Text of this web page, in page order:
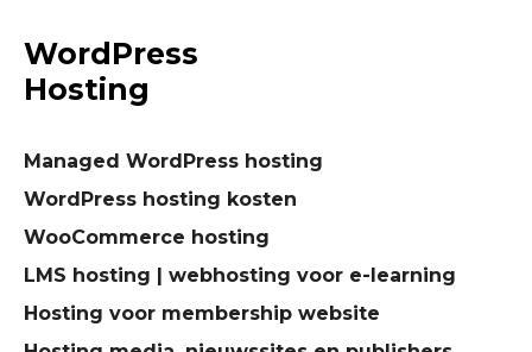
WordPress
Hosting
Managed WordPress hosting
WordPress hosting kosten
WooCommerce hosting
LMS hosting | webhosting voor e-learning
Hosting voor membership website